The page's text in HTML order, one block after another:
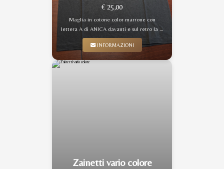
€ 25,00
Maglia in cotone color marrone con
lettera A di ANICA davanti e sul retro la …
INFORMAZIONI
Zainetti vario colore